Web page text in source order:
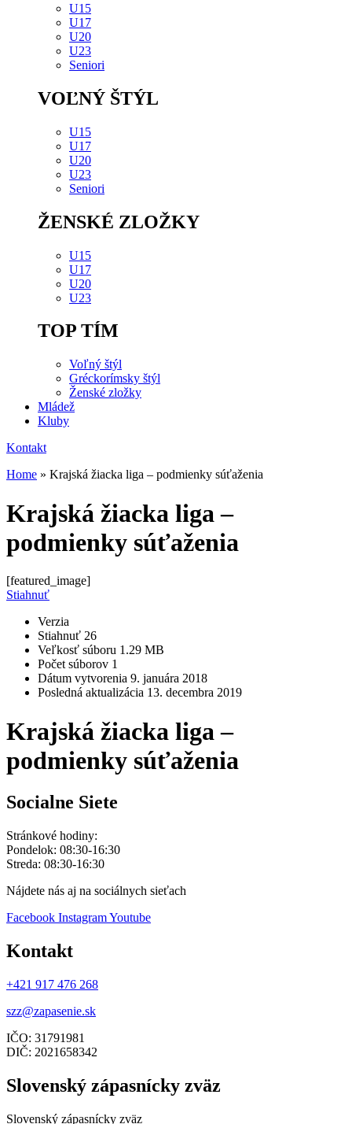
U15
U17
U20
U23
Seniori
VOĽNÝ ŠTÝL
U15
U17
U20
U23
Seniori
ŽENSKÉ ZLOŽKY
U15
U17
U20
U23
TOP TÍM
Voľný štýl
Gréckorímsky štýl
Ženské zložky
Mládež
Kluby
Kontakt
Home » Krajská žiacka liga – podmienky súťaženia
Krajská žiacka liga –
podmienky súťaženia
[featured_image]
Stiahnuť
Verzia
Stiahnuť 26
Veľkosť súboru 1.29 MB
Počet súborov 1
Dátum vytvorenia 9. januára 2018
Posledná aktualizácia 13. decembra 2019
Krajská žiacka liga –
podmienky súťaženia
Socialne Siete
Stránkové hodiny:
Pondelok: 08:30-16:30
Streda: 08:30-16:30
Nájdete nás aj na sociálnych sieťach
Facebook InstagramYoutube
Kontakt
+421 917 476 268
szz@zapasenie.sk
IČO: 31791981
DIČ: 2021658342
Slovenský zápasnícky zväz
Slovenský zápasnícky zväz